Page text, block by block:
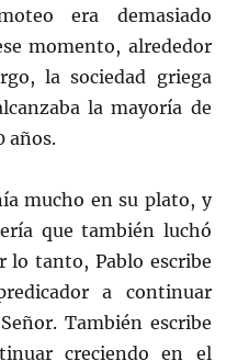
era demasiado
momento, alrededor
la sociedad griega
la mayoría de
años.
mucho en su plato, y
que también luchó
lo tanto, Pablo escribe
a continuar
También escribe
creciendo en el